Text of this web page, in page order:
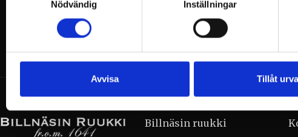
Nödvändig
Inställningar
Avvisa Tillåt
Billnäsin ruukki